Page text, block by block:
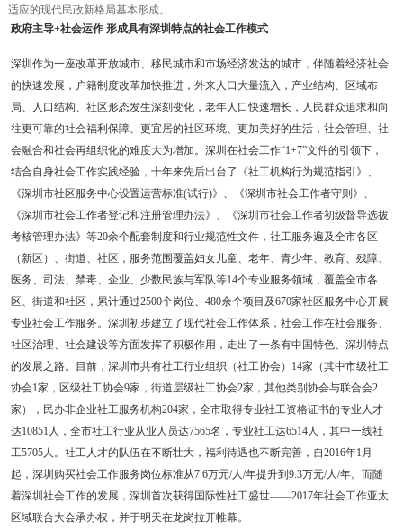
适应的现代民政新格局基本形成。
政府主导+社会运作 形成具有深圳特点的社会工作模式
深圳作为一座改革开放城市、移民城市和市场经济发达的城市，伴随着经济社会
的快速发展，户籍制度改革加快推进，外来人口大量流入，产业结构、区域布
局、人口结构、社区形态发生深刻变化，老年人口快速增长，人民群众追求和向
往更可靠的社会福利保障、更宜居的社区环境、更加美好的生活，社会管理、社
会融合和社会再组织化的难度大为增加。深圳在社会工作“1+7”文件的引领下，
结合自身社会工作实践经验，十年来先后出台了《社工机构行为规范指引》、
《深圳市社区服务中心设置运营标准(试行)》、《深圳市社会工作者守则》、
《深圳市社会工作者登记和注册管理办法》、《深圳市社会工作者初级督导选拔
考核管理办法》等20余个配套制度和行业规范性文件，社工服务遍及全市各区
（新区）、街道、社区，服务范围覆盖妇女儿童、老年、青少年、教育、残障、
医务、司法、禁毒、企业、少数民族与军队等14个专业服务领域，覆盖全市各
区、街道和社区，累计通过2500个岗位、480余个项目及670家社区服务中心开展
专业社会工作服务。深圳初步建立了现代社会工作体系，社会工作在社会服务、
社区治理、社会建设等方面发挥了积极作用，走出了一条有中国特色、深圳特点
的发展之路。目前，深圳市共有社工行业组织（社工协会）14家（其中市级社工
协会1家，区级社工协会9家，街道层级社工协会2家，其他类别协会与联合会2
家），民办非企业社工服务机构204家，全市取得专业社工资格证书的专业人才
达10851人，全市社工行业从业人员达7565名，专业社工达6514人，其中一线社
工5705人。社工人才的队伍在不断壮大，福利待遇也不断完善，自2016年1月
起，深圳购买社会工作服务岗位标准从7.6万元/人/年提升到9.3万元/人/年。而随
着深圳社会工作的发展，深圳首次获得国际性社工盛世——2017年社会工作亚太
区域联合大会承办权，并于明天在龙岗拉开帷幕。